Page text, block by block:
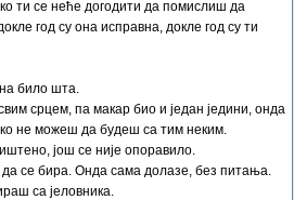
ти се неће догодити да помислиш да
год су она исправна, докле год су ти
било шта.
срцем, па макар био и један једини, онда
не можеш да будеш са тим неким.
још се није опоравило.
се бира. Онда сама долазе, без питања.
са јеловника.